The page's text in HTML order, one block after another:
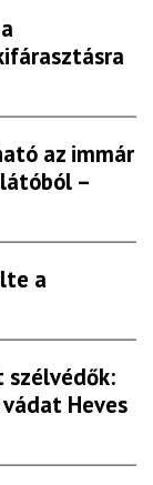
az immár
–
a
Heves